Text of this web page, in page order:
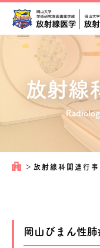
放射線
＞ 放射線科関連行
岡山びまん性